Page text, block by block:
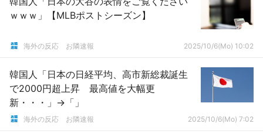
ｗｗｗ」【MLBポストシーズン】
海外の反応 お隣速報 2025/10/6(Mo) 10:02
韓国人「日本の日経平均、高市新総裁誕生
で2000円超上昇 最高値を大幅更
新・・・」→「」
海外の反応 お隣速報 2025/10/6(Mo) 7:02